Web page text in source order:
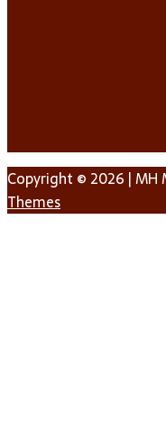
Copyright © 2026 | MH
Themes